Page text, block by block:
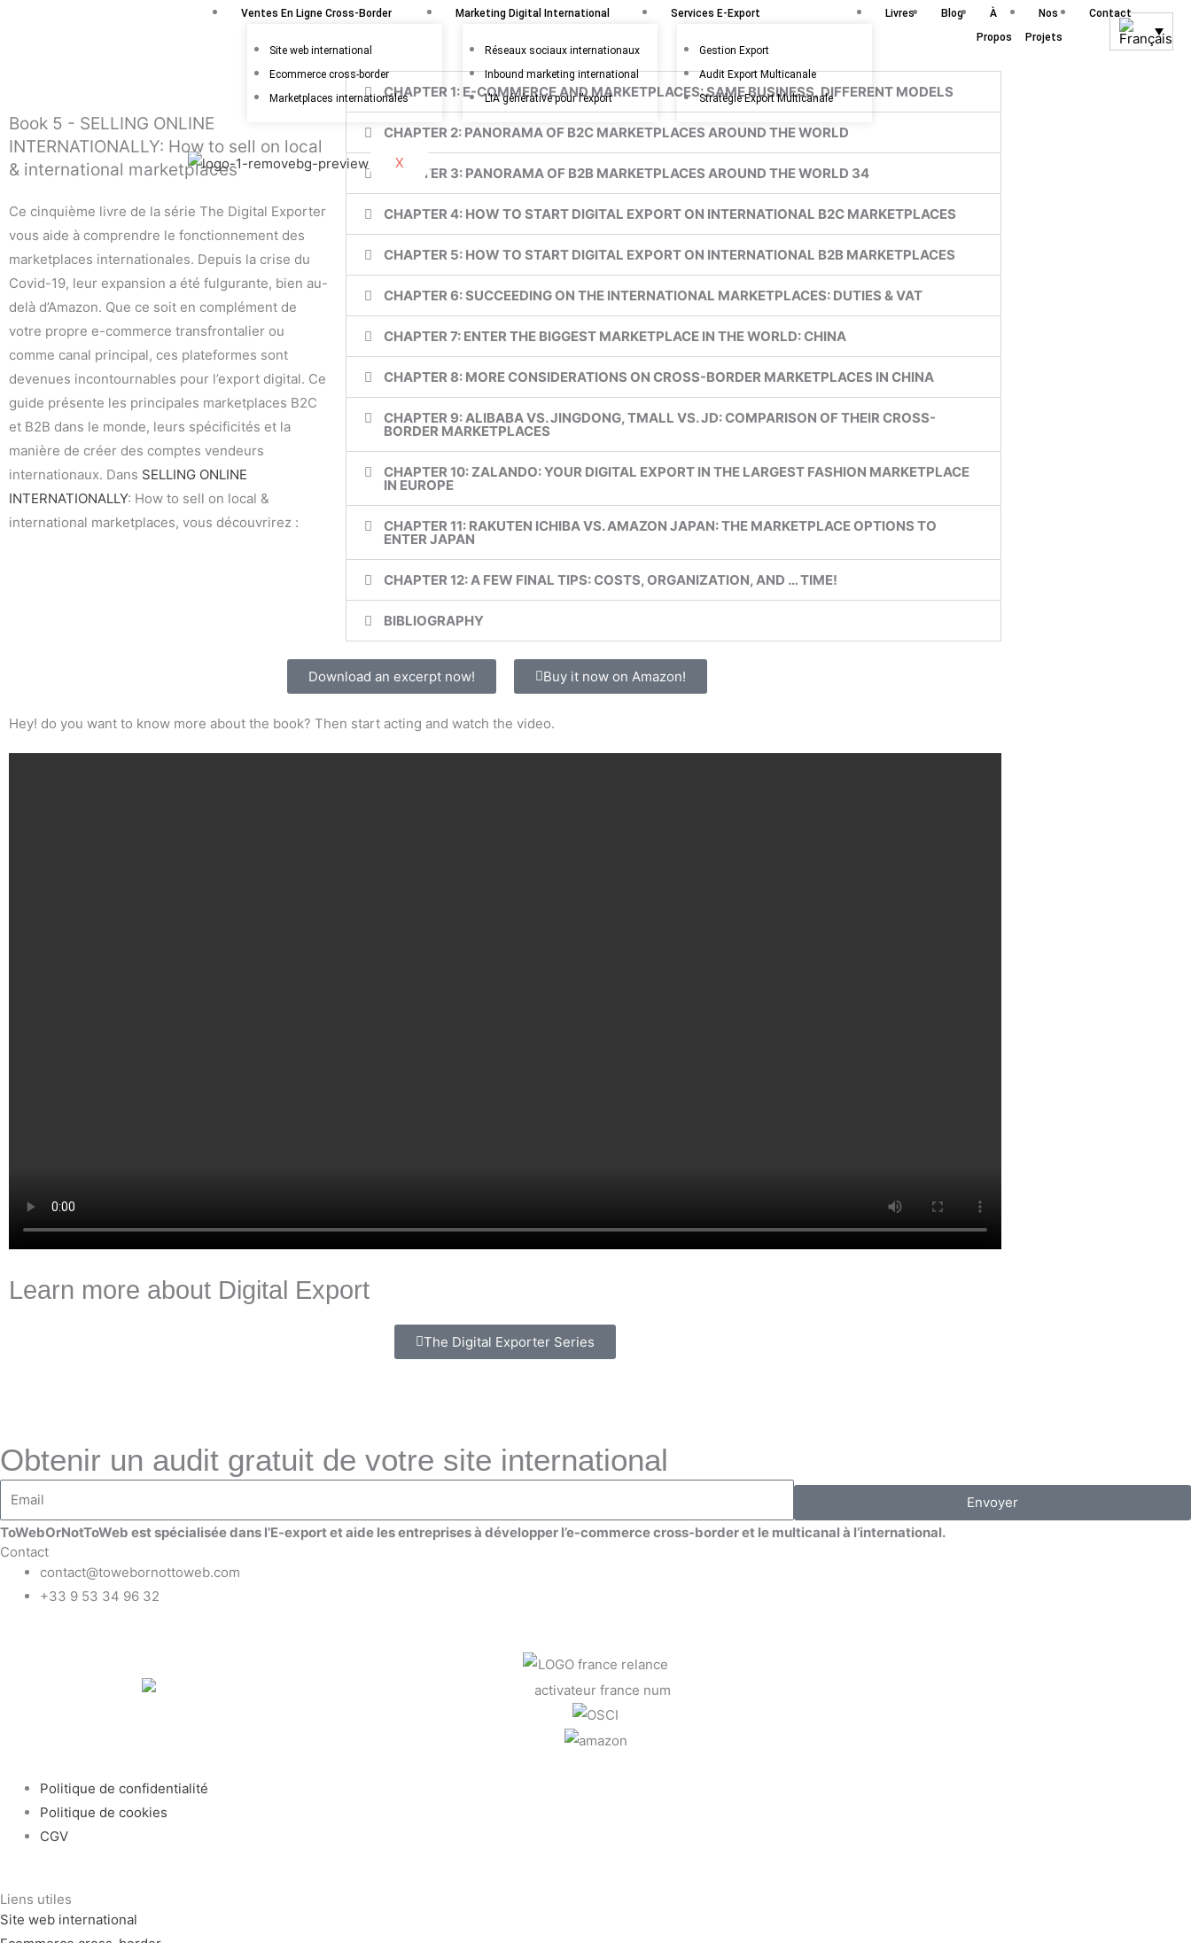
Ventes En Ligne Cross-Border
Site web international
Ecommerce cross-border
Marketplaces internationales
Marketing Digital International
Réseaux sociaux internationaux
Inbound marketing international
L’IA générative pour l’export
Services E-Export
Gestion Export
Audit Export Multicanale
Stratégie Export Multicanale
Livres Blog
À
Propos
Nos
Projets
Contact
X
Book 5 - SELLING ONLINE
INTERNATIONALLY: How to sell on local
& international marketplaces
Ce cinquième livre de la série The Digital Exporter
vous aide à comprendre le fonctionnement des
marketplaces internationales. Depuis la crise du
Covid-19, leur expansion a été fulgurante, bien au-
delà d’Amazon. Que ce soit en complément de
votre propre e-commerce transfrontalier ou
comme canal principal, ces plateformes sont
devenues incontournables pour l’export digital. Ce
guide présente les principales marketplaces B2C
et B2B dans le monde, leurs spécificités et la
manière de créer des comptes vendeurs
internationaux. Dans SELLING ONLINE
INTERNATIONALLY: How to sell on local &
international marketplaces, vous découvrirez :
CHAPTER 1: E-COMMERCE AND MARKETPLACES: SAME BUSINESS, DIFFERENT MODELS
CHAPTER 2: PANORAMA OF B2C MARKETPLACES AROUND THE WORLD
CHAPTER 3: PANORAMA OF B2B MARKETPLACES AROUND THE WORLD 34
CHAPTER 4: HOW TO START DIGITAL EXPORT ON INTERNATIONAL B2C MARKETPLACES
CHAPTER 5: HOW TO START DIGITAL EXPORT ON INTERNATIONAL B2B MARKETPLACES
CHAPTER 6: SUCCEEDING ON THE INTERNATIONAL MARKETPLACES: DUTIES & VAT
CHAPTER 7: ENTER THE BIGGEST MARKETPLACE IN THE WORLD: CHINA
CHAPTER 8: MORE CONSIDERATIONS ON CROSS-BORDER MARKETPLACES IN CHINA
CHAPTER 9: ALIBABA VS. JINGDONG, TMALL VS. JD: COMPARISON OF THEIR CROSS-
BORDER MARKETPLACES
CHAPTER 10: ZALANDO: YOUR DIGITAL EXPORT IN THE LARGEST FASHION MARKETPLACE
IN EUROPE
CHAPTER 11: RAKUTEN ICHIBA VS. AMAZON JAPAN: THE MARKETPLACE OPTIONS TO
ENTER JAPAN
CHAPTER 12: A FEW FINAL TIPS: COSTS, ORGANIZATION, AND … TIME!
BIBLIOGRAPHY
Download an excerpt now! Buy it now on Amazon!
Hey! do you want to know more about the book? Then start acting and watch the video.
Learn more about Digital Export
The Digital Exporter Series
Obtenir un audit gratuit de votre site international
Envoyer
ToWebOrNotToWeb est spécialisée dans l’E-export et aide les entreprises à développer l’e-commerce cross-border et le multicanal à l’international.
Contact
contact@towebornottoweb.com
+33 9 53 34 96 32
Politique de confidentialité
Politique de cookies
CGV
Liens utiles
Site web international